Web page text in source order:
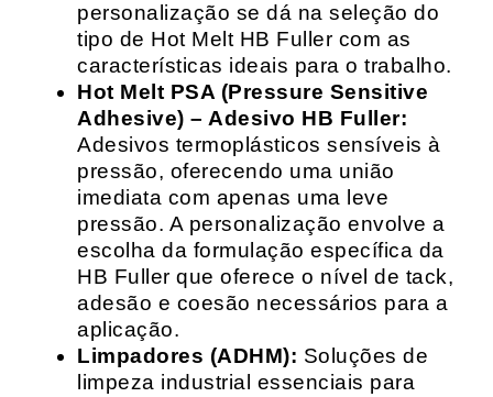
personalização se dá na seleção do
tipo de Hot Melt HB Fuller com as
características ideais para o trabalho.
Hot Melt PSA (Pressure Sensitive
Adhesive) – Adesivo HB Fuller:
Adesivos termoplásticos sensíveis à
pressão, oferecendo uma união
imediata com apenas uma leve
pressão. A personalização envolve a
escolha da formulação específica da
HB Fuller que oferece o nível de tack,
adesão e coesão necessários para a
aplicação.
Limpadores (ADHM): Soluções de
limpeza industrial essenciais para